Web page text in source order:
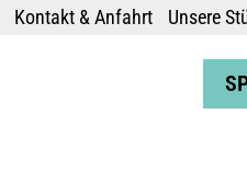
Kontakt & Anfahrt Unsere